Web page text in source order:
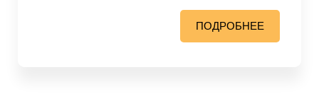
ПОДРОБНЕЕ